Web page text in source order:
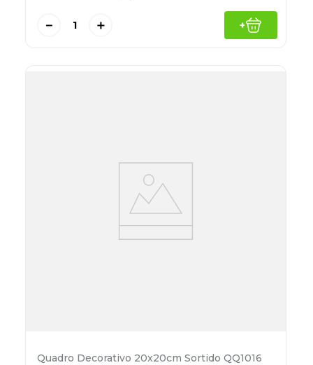
＋
－ +
Quadro Decorativo 20x20cm Sortido QQ1016